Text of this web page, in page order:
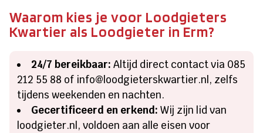
Waarom kies je voor Loodgieters
Kwartier als Loodgieter in Erm?
24/7 bereikbaar:Altijd direct contact via 085
212 55 88 of info@loodgieterskwartier.nl, zelfs
tijdens weekenden en nachten.
Gecertificeerd en erkend:Wij zijn lid van
loodgieter.nl, voldoen aan alle eisen voor